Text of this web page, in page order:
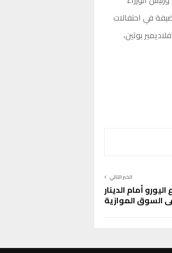
في احتفالات
روسيا 2018 بحضور الرئيس فلاديمير بوتين،
الخبر التالي
اليورو أمام الدينار
السوق الموازية